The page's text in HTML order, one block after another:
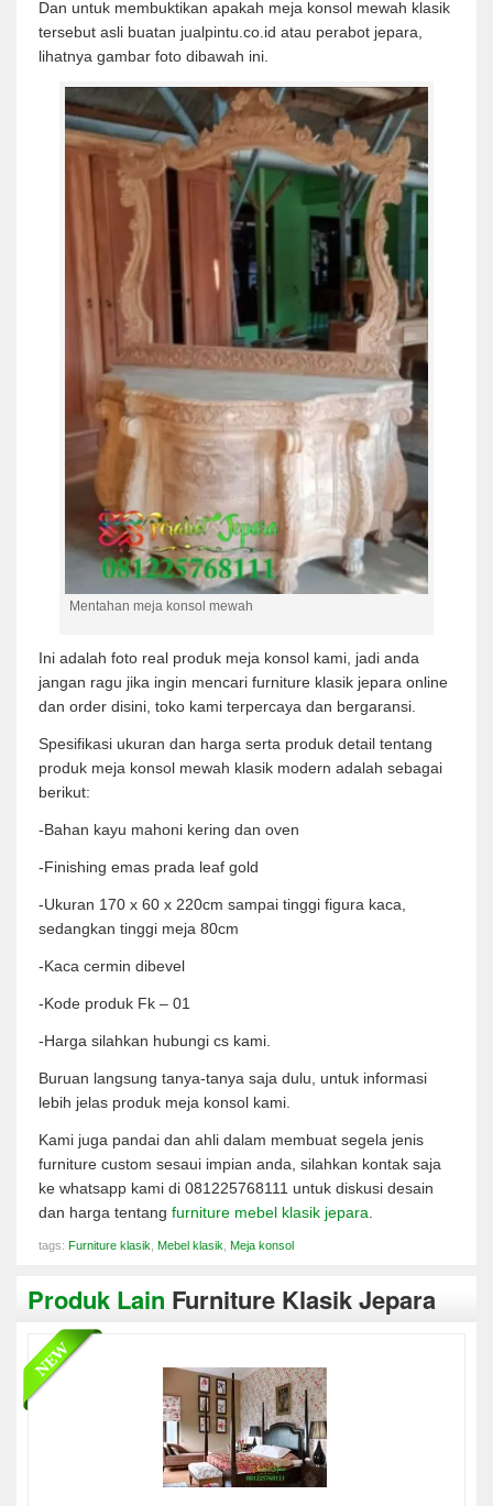
Dan untuk membuktikan apakah meja konsol mewah klasik
tersebut asli buatan jualpintu.co.id atau perabot jepara,
lihatnya gambar foto dibawah ini.
Mentahan meja konsol mewah
Ini adalah foto real produk meja konsol kami, jadi anda
jangan ragu jika ingin mencari furniture klasik jepara online
dan order disini, toko kami terpercaya dan bergaransi.
Spesifikasi ukuran dan harga serta produk detail tentang
produk meja konsol mewah klasik modern adalah sebagai
berikut:
-Bahan kayu mahoni kering dan oven
-Finishing emas prada leaf gold
-Ukuran 170 x 60 x 220cm sampai tinggi figura kaca,
sedangkan tinggi meja 80cm
-Kaca cermin dibevel
-Kode produk Fk – 01
-Harga silahkan hubungi cs kami.
Buruan langsung tanya-tanya saja dulu, untuk informasi
lebih jelas produk meja konsol kami.
Kami juga pandai dan ahli dalam membuat segela jenis
furniture custom sesaui impian anda, silahkan kontak saja
ke whatsapp kami di 081225768111 untuk diskusi desain
dan harga tentang furniture mebel klasik jepara
tags: Furniture klasik Mebel klasik Meja konsol
Produk Lain Furniture Klasik Jepara